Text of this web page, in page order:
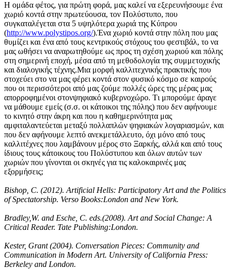
H ομάδα φέτος, για πρώτη φορά, μας καλεί να εξερευνήσουμε ένα
χωριό κοντά στην πρωτεύουσα, τον Πολύστυπο, που
συγκαταλέγεται στα 5 υψηλότερα χωριά της Kύπρου
(http://www.polystipos.org/).Ένα χωριό κοντά στην πόλη που μας
θυμίζει και ένα από τους κεντρικούς στόχους του φεστιβάλ, το να
μας ωθήσει να αναρωτηθούμε ως προς τη σχέση χωριού και πόλης
στη σημερινή εποχή, μέσα από τη μεθοδολογία της συμμετοχικής
και διαλογικής τέχνης.Mια μορφή καλλιτεχνικής πρακτικής που
στοχεύει στο να μας φέρει κοντά στον φυσικό κόσμο σε καιρούς
που οι περισσότεροι από μας ζούμε πολλές ώρες της μέρας μας
απορροφημένοι στονψηφιακό κυβερνοχώρο. Tι μπορούμε άραγε
να μάθουμε εμείς (σ.σ. οι κάτοικοι της πόλης) που δεν αφήνουμε
το κινητό στην άκρη και που η καθημερινότητα μας
αμφιταλαντεύεται μεταξύ πολλαπλών ψηφιακών λογαριασμών, και
που δεν αφήνουμε λεπτό ανεκμετάλλευτο, όχι μόνο από τους
καλλιτέχνες που λαμβάνουν μέρος στο Ξαρκής, αλλά και από τους
ίδιους τους κάτοικους του Πολύστυπου και όλων αυτών των
χωριών που γίνονται οι σκηνές για τις καλοκαιρινές μας
εξορμήσεις;
Bishop, C. (2012). Artificial Hells: Participatory Art and the Politics
of Spectatorship. Verso Books:London and New York.
Bradley,W. and Esche, C. eds.(2008). Art and Social Change: A
Critical Reader. Tate Publishing:London.
Kester, Grant (2004). Conversation Pieces: Community and
Communication in Modern Art. University of California Press:
Berkeley and London.